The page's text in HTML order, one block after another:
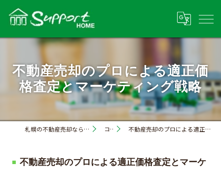
不動産売却のプロによる適正価
格査定とマーケティング戦略
札幌の不動産売却なら株式会社サポートホーム コラム 不動産売却のプロによる適正価格査定とマーケティング戦略
不動産売却のプロによる適正価格査定とマーケ